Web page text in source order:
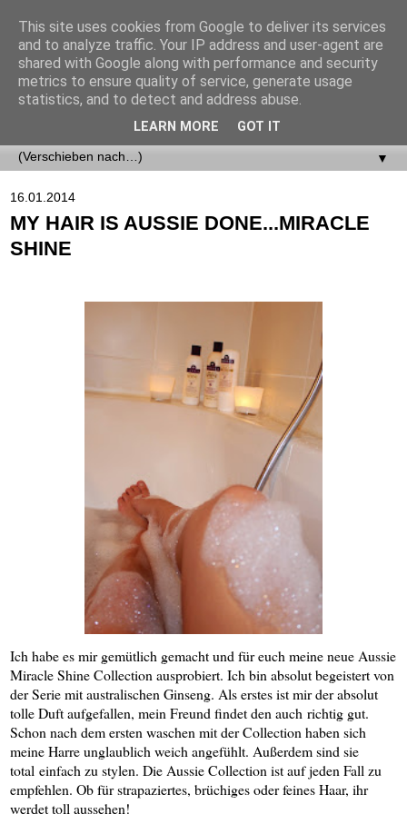
▼
16.01.2014
MY HAIR IS AUSSIE DONE...MIRACLE
SHINE
Ich habe es mir gemütlich gemacht und für euch meine neue Aussie
Miracle Shine Collection ausprobiert. Ich bin absolut begeistert von
der Serie mit australischen Ginseng. Als erstes ist mir der absolut
tolle Duft aufgefallen, mein Freund findet den auch richtig gut.
Schon nach dem ersten waschen mit der Collection haben sich
meine Harre unglaublich weich angefühlt. Außerdem sind sie
total einfach zu stylen. Die Aussie Collection ist auf jeden Fall zu
empfehlen. Ob für strapaziertes, brüchiges oder feines Haar, ihr
werdet toll aussehen!
This site uses cookies from Google to deliver its services
and to analyze traffic. Your IP address and user-agent are
shared with Google along with performance and security
metrics to ensure quality of service, generate usage
statistics, and to detect and address abuse.
LEARN MORE GOT IT